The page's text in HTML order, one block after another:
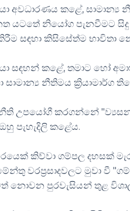
අවධාරණය කළේ,
යටතේ නියෝග පැනවීමට සිදු
සඳහා කිසිසේත්ම භාවිතා
සඳහන් කළේ, තමාට හෝ
සාමාන්‍ය නීතිමය ක්‍රියාමාර්ග
උපයෝගී කරගන්නේ
පැහැදිලි කළේය.
කිව්වා ගම්පල දහසක්
වරප්‍රසාදවලට මුවා වී
නොවන පුරවැසියන් තුළ